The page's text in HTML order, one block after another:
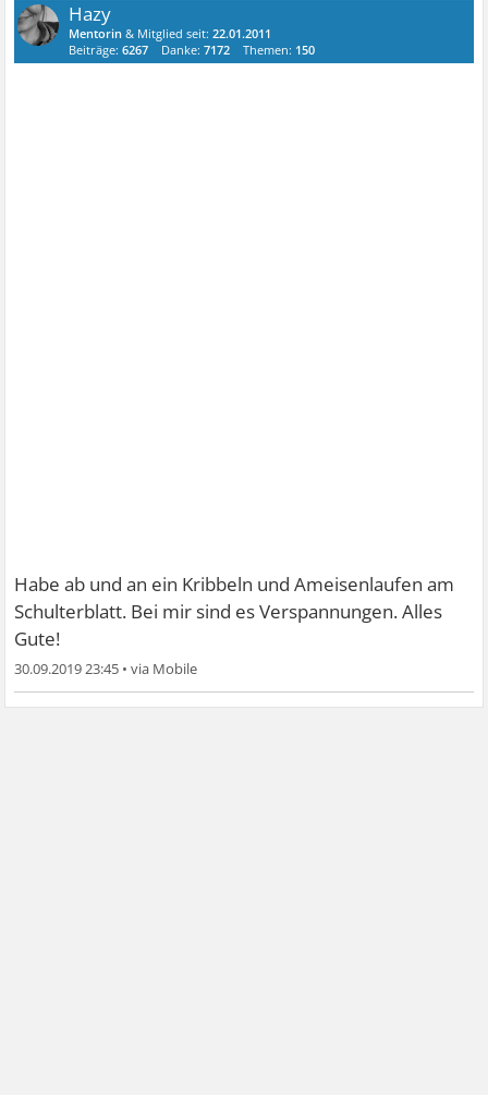
Hazy
Mentorin & Mitglied seit:22.01.2011
Beiträge:6267 Danke:7172 Themen: 150
Habe ab und an ein Kribbeln und Ameisenlaufen am
Schulterblatt. Bei mir sind es Verspannungen. Alles
Gute!
30.09.2019 23:45 •